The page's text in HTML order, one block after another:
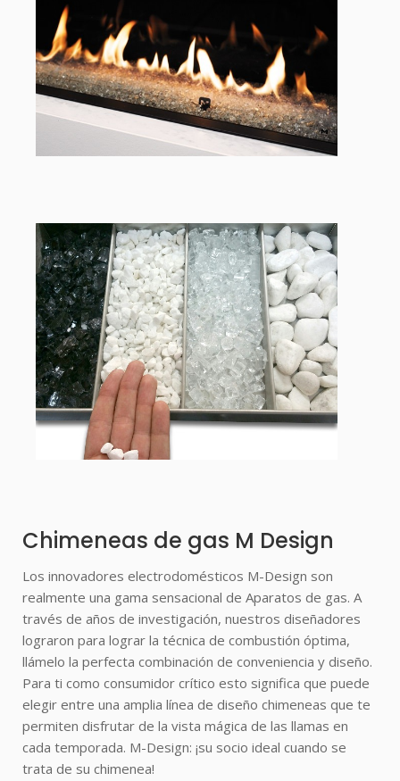
Chimeneas de gas M Design
Los innovadores electrodomésticos M-Design son
realmente una gama sensacional de Aparatos de gas. A
través de años de investigación, nuestros diseñadores
lograron para lograr la técnica de combustión óptima,
llámelo la perfecta combinación de conveniencia y diseño.
Para ti como consumidor crítico esto significa que puede
elegir entre una amplia línea de diseño chimeneas que te
permiten disfrutar de la vista mágica de las llamas en
cada temporada. M-Design: ¡su socio ideal cuando se
trata de su chimenea!